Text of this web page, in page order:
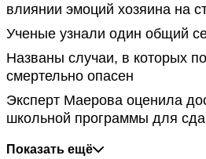
влиянии эмоций хозяина на
Ученые узнали один общий
Названы случаи, в которых
смертельно опасен
Эксперт Маерова оценила
школьной программы для
Показать ещё